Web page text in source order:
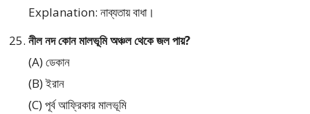
Explanation: নাব্যতায় বাধা।
নীল নদ কোন মালভূমি অঞ্চল থেকে জল পায়?
(A) ডেকান
(B) ইরান
(C) পূর্ব আফ্রিকার মালভূমি